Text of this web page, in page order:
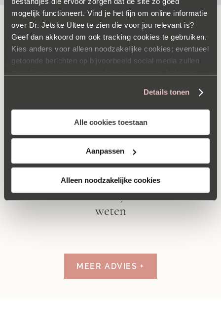
mogelijk functioneert. Vind je het fijn om online informatie
over Dr. Jetske Ultee te zien die voor jou relevant is?
Geef dan akkoord om ook tracking cookies te gebruiken.
Kies anders voor alleen noodzakelijke cookies; eventueel
getoonde berichten op bijvoorbeeld social media zullen
Details tonen
Alle cookies toestaan
Aanpassen
Alleen noodzakelijke cookies
ADVIES
Rosacea, alles wat je erover moet
weten
MEER ADVIES +